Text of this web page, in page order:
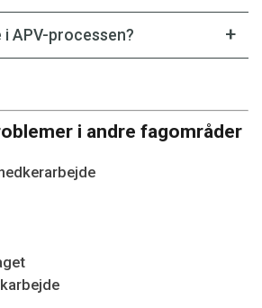
i APV-processen?
i andre fagområder